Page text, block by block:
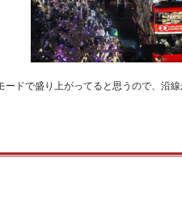
ードで盛り上がってると思うので、沿